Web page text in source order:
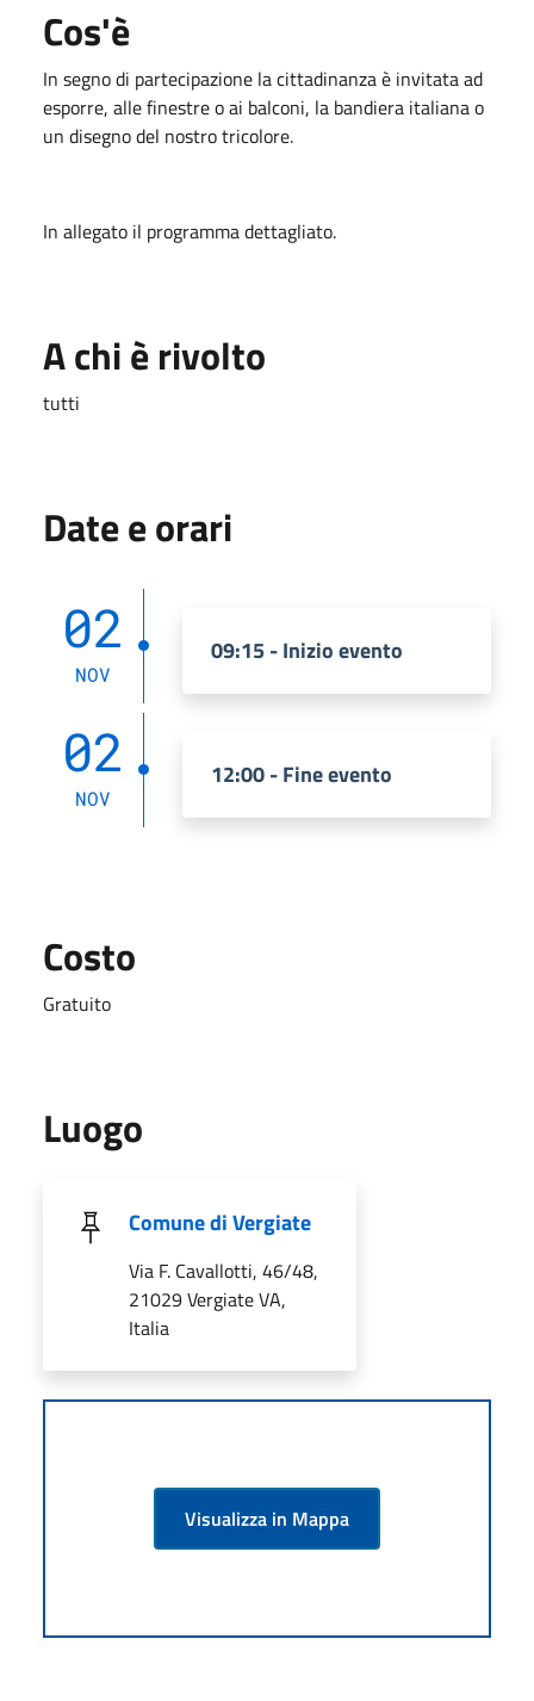
Cos'è
In segno di partecipazione la cittadinanza è invitata ad
esporre, alle finestre o ai balconi, la bandiera italiana o
un disegno del nostro tricolore.
In allegato il programma dettagliato.
A chi è rivolto
tutti
Date e orari
02
NOV
09:15 - Inizio evento
02
NOV
12:00 - Fine evento
Costo
Gratuito
Luogo
Comune di Vergiate
Via F. Cavallotti, 46/48,
21029 Vergiate VA,
Italia
Visualizza in Mappa